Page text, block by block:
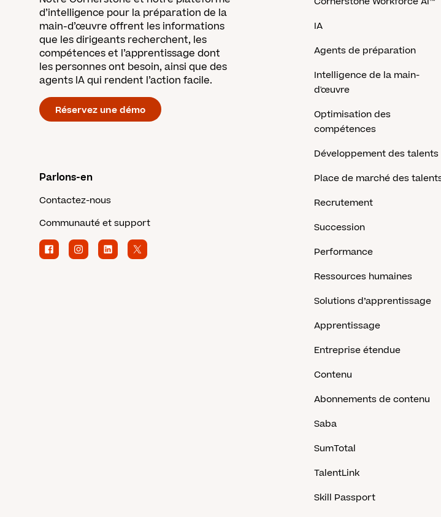
d’intelligence pour la préparation de la
main-d’œuvre offrent les informations
que les dirigeants recherchent, les
compétences et l’apprentissage dont
les personnes ont besoin, ainsi que des
agents IA qui rendent l’action facile.
Réservez une démo
Parlons-en
Contactez-nous
Communauté et support
IA
Agents de préparation
Intelligence de la main-
d'œuvre
Optimisation des
compétences
Développement des talents
Place de marché des
Recrutement
Succession
Performance
Ressources humaines
Solutions d’apprentissage
Apprentissage
Entreprise étendue
Contenu
Abonnements de contenu
Saba
SumTotal
TalentLink
Skill Passport